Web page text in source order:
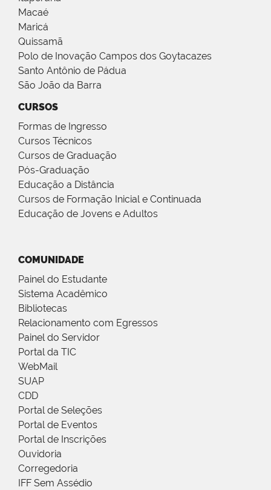
Macaé
Maricá
Quissamã
Polo de Inovação Campos dos Goytacazes
Santo Antônio de Pádua
São João da Barra
CURSOS
Formas de Ingresso
Cursos Técnicos
Cursos de Graduação
Pós-Graduação
Educação a Distância
Cursos de Formação Inicial e Continuada
Educação de Jovens e Adultos
COMUNIDADE
Painel do Estudante
Sistema Acadêmico
Bibliotecas
Relacionamento com Egressos
Painel do Servidor
Portal da TIC
WebMail
SUAP
CDD
Portal de Seleções
Portal de Eventos
Portal de Inscrições
Ouvidoria
Corregedoria
IFF Sem Assédio